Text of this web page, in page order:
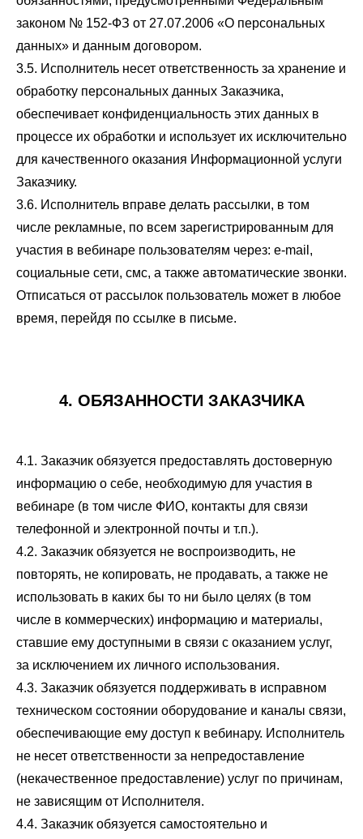
законом № 152-ФЗ от 27.07.2006 «О персональных
данных» и данным договором.
3.5. Исполнитель несет ответственность за хранение и
обработку персональных данных Заказчика,
обеспечивает конфиденциальность этих данных в
процессе их обработки и использует их исключительно
для качественного оказания Информационной услуги
Заказчику.
3.6. Исполнитель вправе делать рассылки, в том
числе рекламные, по всем зарегистрированным для
участия в вебинаре пользователям через: e-mail,
социальные сети, смс, а также автоматические звонки.
Отписаться от рассылок пользователь может в любое
время, перейдя по ссылке в письме.
4. ОБЯЗАННОСТИ ЗАКАЗЧИКА
4.1. Заказчик обязуется предоставлять достоверную
информацию о себе, необходимую для участия в
вебинаре (в том числе ФИО, контакты для связи
телефонной и электронной почты и т.п.).
4.2. Заказчик обязуется не воспроизводить, не
повторять, не копировать, не продавать, а также не
использовать в каких бы то ни было целях (в том
числе в коммерческих) информацию и материалы,
ставшие ему доступными в связи с оказанием услуг,
за исключением их личного использования.
4.3. Заказчик обязуется поддерживать в исправном
техническом состоянии оборудование и каналы связи,
обеспечивающие ему доступ к вебинару. Исполнитель
не несет ответственности за непредоставление
(некачественное предоставление) услуг по причинам,
не зависящим от Исполнителя.
4.4. Заказчик обязуется самостоятельно и